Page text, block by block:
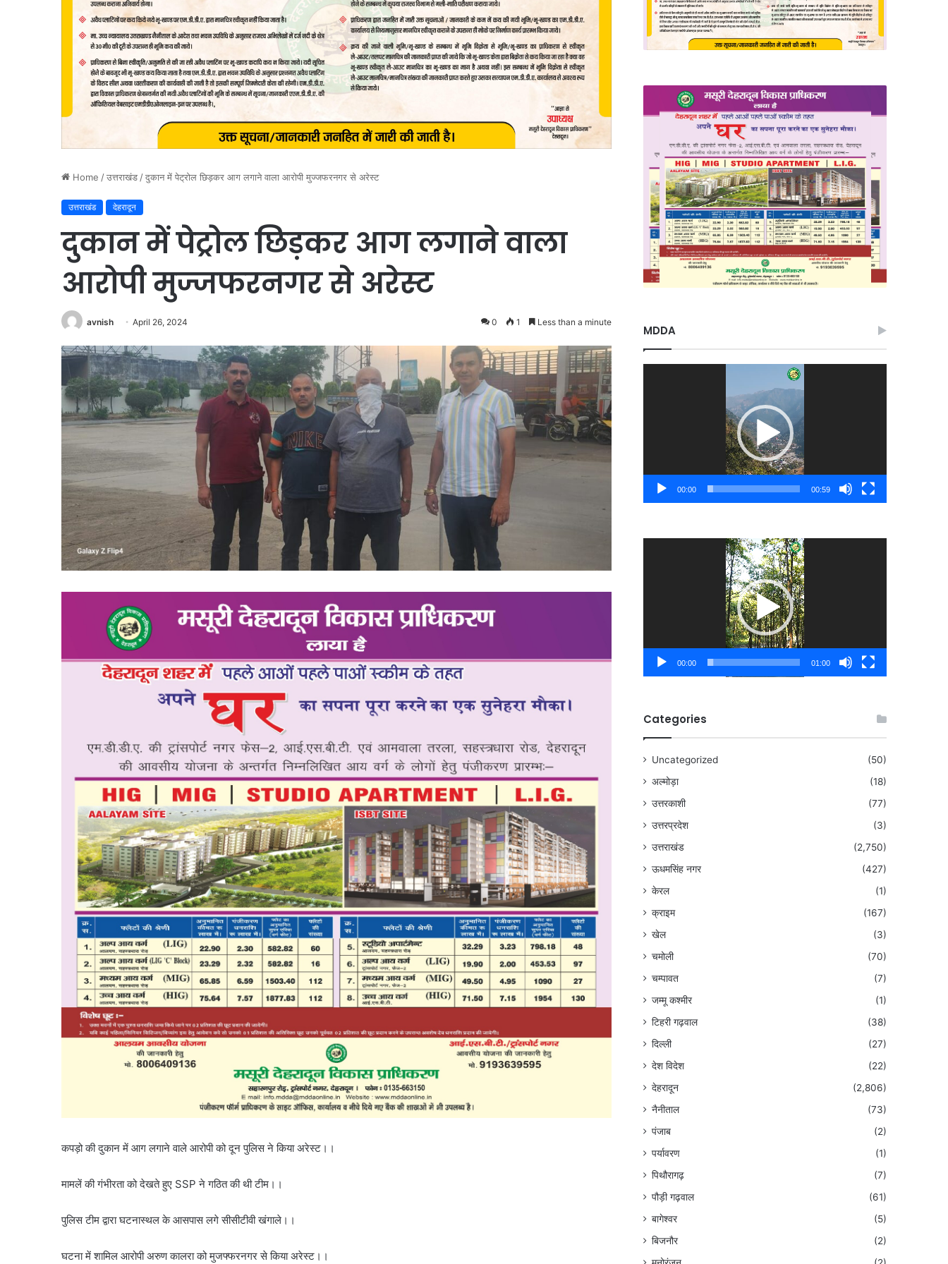
Home /उत्तराखंड /दुकान में पेट्रोल छिड़कर आग लगाने वाला आरोपी मुज्जफरनगर से अरेस्ट
उत्तराखंड देहरादून
दुकान में पेट्रोल छिड़कर आग लगाने वाला
आरोपी मुज्जफरनगर से अरेस्ट
avnish April 26, 2024 0 1 Less than a minute
कपड़ो की दुकान में आग लगाने वाले आरोपी को दून पुलिस ने किया अरेस्ट।।
मामलें की गंभीरता को देखते हुए SSP ने गठित की थी टीम।।
पुलिस टीम द्वारा घटनास्थल के आसपास लगे सीसीटीवी खंगाले।।
घटना में शामिल आरोपी अरुण कालरा को मुजफ्फरनगर से किया अरेस्ट।।
MDDA
00:00 00:59
00:00 01:00
Categories
Uncategorized
(50)
अल्मोड़ा
(18)
उत्तरकाशी
(77)
उत्तरप्रदेश
(3)
उत्तराखंड
(2,750)
ऊधमसिंह नगर
(427)
केरल
(1)
क्राइम
(167)
खेल
(3)
चमोली
(70)
चम्पावत
(7)
जम्मू कश्मीर
(1)
टिहरी गढ़वाल
(38)
दिल्ली
(27)
देश विदेश
(22)
देहरादून
(2,806)
नैनीताल
(73)
पंजाब
(2)
पर्यावरण
(1)
पिथौरागढ़
(7)
पौड़ी गढ़वाल
(61)
बागेश्वर
(5)
बिजनौर
(2)